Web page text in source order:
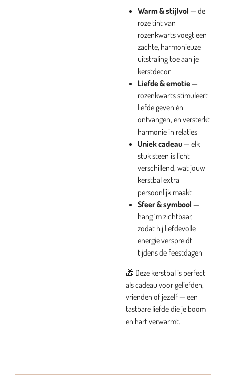
Warm & stijlvol — de
roze tint van
rozenkwarts voegt een
zachte, harmonieuze
uitstraling toe aan je
kerstdecor
Liefde & emotie—
rozenkwarts stimuleert
liefde geven én
ontvangen, en versterkt
harmonie in relaties
Uniek cadeau— elk
stuk steen is licht
verschillend, wat jouw
kerstbal extra
persoonlijk maakt
Sfeer & symbool —
hang ‘m zichtbaar,
zodat hij liefdevolle
energie verspreidt
tijdens de feestdagen
🎁 Deze kerstbal is perfect
als cadeau voor geliefden,
vrienden of jezelf — een
tastbare liefde die je boom
en hart verwarmt.